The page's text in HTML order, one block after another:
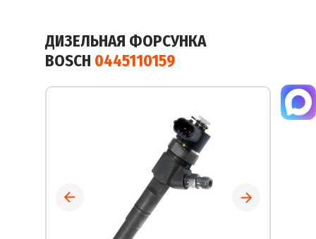
ДИЗЕЛЬНАЯ ФОРСУНКА
BOSCH 0445110159